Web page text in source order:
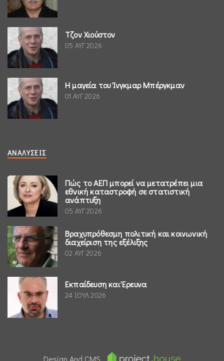
Τζον Χιούστον
05 ΑΥΓ 2026
Η μαγεία του Ίνγκμαρ Μπέργκμαν
01 ΑΥΓ 2026
ΑΝΑΛΎΣΕΙΣ
Πώς το ΑΕΠ μπορεί να μετατρέπει μια
εθνική καταστροφή σε στατιστική
ανάπτυξη
05 ΑΥΓ 2026
Βραχυπρόθεσμη πολιτική και κοινωνική
διαχείριση της εξέλιξης
02 ΑΥΓ 2026
Εκπαίδευση και Έρευνα
24 ΙΟΥΛ 2026
Design And CMS